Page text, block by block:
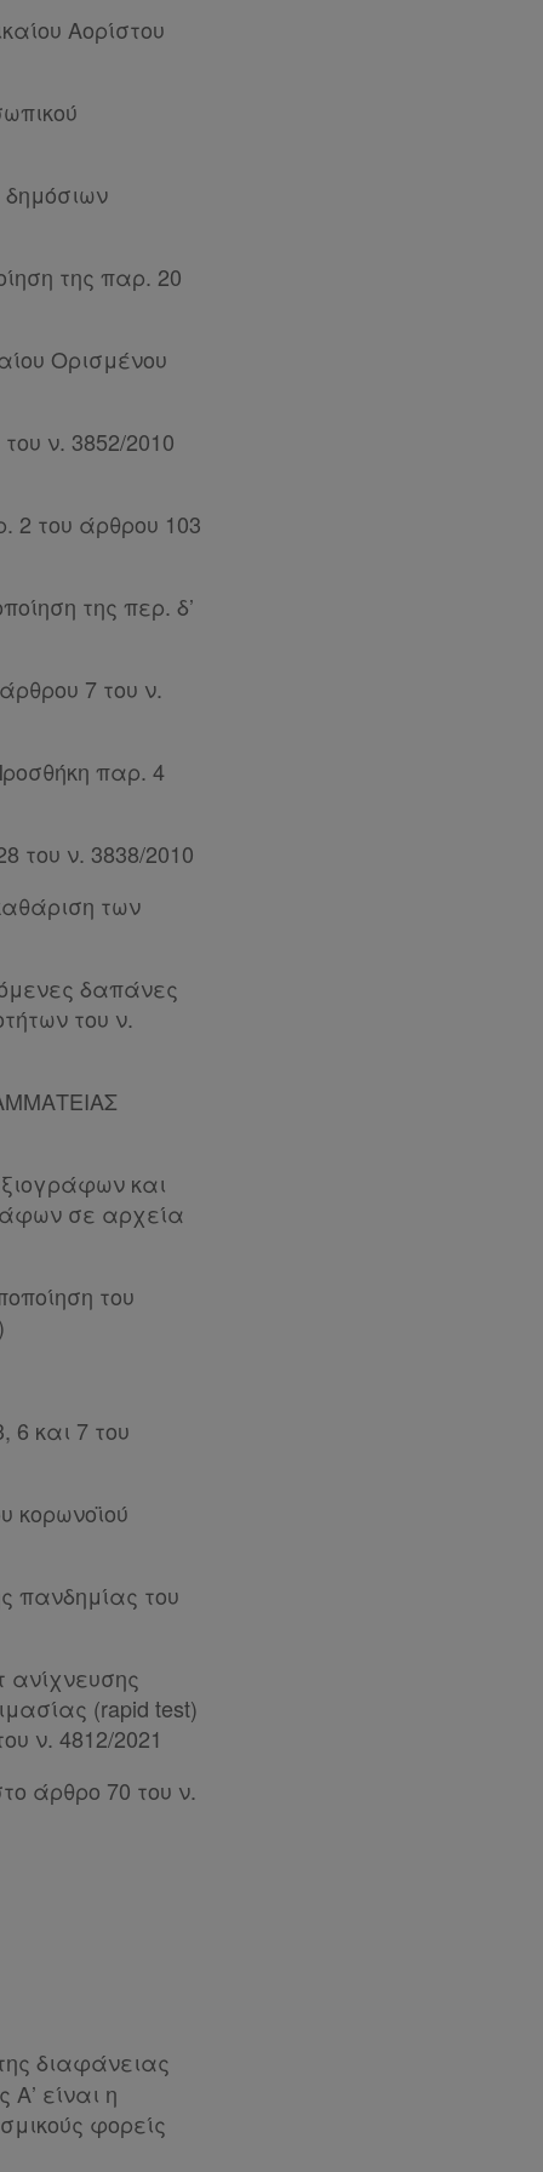
Αορίστου
δημόσιων
της παρ. 20
Ορισμένου
ν. 3852/2010
2 του άρθρου 103
της περ. δ’
7 του ν.
παρ. 4
του ν. 3838/2010
των
δαπάνες
του ν.
και
σε αρχεία
του
και 7 του
κορωνοϊού
πανδημίας του
ανίχνευσης
(rapid test)
ν. 4812/2021
άρθρο 70 του ν.
διαφάνειας
είναι η
φορείς